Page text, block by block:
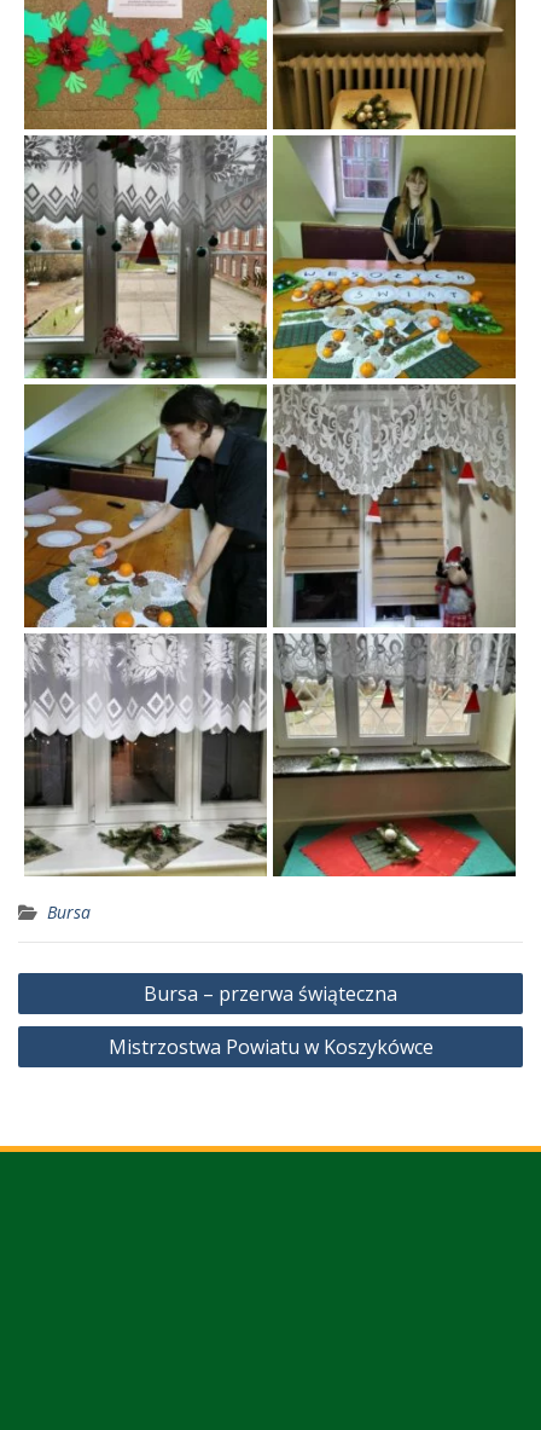
Bursa
Nawigacja
wpisu
Bursa – przerwa świąteczna
Mistrzostwa Powiatu w Koszykówce